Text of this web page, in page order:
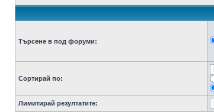
Търсене в под форуми:
Сортирай по:
Лимитирай резултатите: